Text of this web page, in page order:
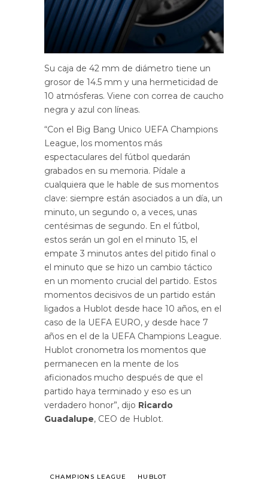
Su caja de 42 mm de diámetro tiene un
grosor de 14.5 mm y una hermeticidad de
10 atmósferas. Viene con correa de caucho
negra y azul con líneas.
“Con el Big Bang Unico UEFA Champions
League, los momentos más
espectaculares del fútbol quedarán
grabados en su memoria. Pídale a
cualquiera que le hable de sus momentos
clave: siempre están asociados a un día, un
minuto, un segundo o, a veces, unas
centésimas de segundo. En el fútbol,
estos serán un gol en el minuto 15, el
empate 3 minutos antes del pitido final o
el minuto que se hizo un cambio táctico
en un momento crucial del partido. Estos
momentos decisivos de un partido están
ligados a Hublot desde hace 10 años, en el
caso de la UEFA EURO, y desde hace 7
años en el de la UEFA Champions League.
Hublot cronometra los momentos que
permanecen en la mente de los
aficionados mucho después de que el
partido haya terminado y eso es un
verdadero honor”, dijo Ricardo
Guadalupe, CEO de Hublot.
CHAMPIONS LEAGUE HUBLOT